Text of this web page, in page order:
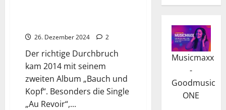
26. Dezember 2024 2
Der richtige Durchbruch
kam 2014 mit seinem
zweiten Album „Bauch und
Kopf“. Besonders die Single
„Au Revoir“,...
Musicmaxx
-
Goodmusic
ONE